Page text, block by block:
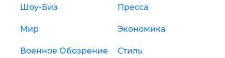
Шоу-Биз Пресса
Мир Экономика
Военное Обозрение Стиль